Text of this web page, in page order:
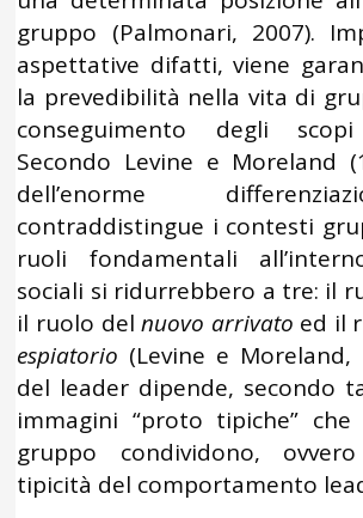
gruppo (Palmonari, 2007).
aspettative difatti, viene
la prevedibilità nella vita di
conseguimento degli
Secondo Levine e Moreland
dell’enorme
contraddistingue i contesti
ruoli fondamentali
sociali si ridurrebbero a tre: il
il ruolo del nuovo arrivato ed il
espiatorio (Levine e
del leader dipende, secondo
immagini “proto tipiche”
gruppo condividono,
tipicità del comportamento